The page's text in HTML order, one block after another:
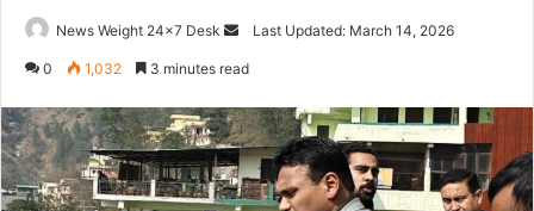
News Weight 24x7 Desk
d
a
n
e
Last Updated: March 14, 2026
0 1,032 3 minutes read